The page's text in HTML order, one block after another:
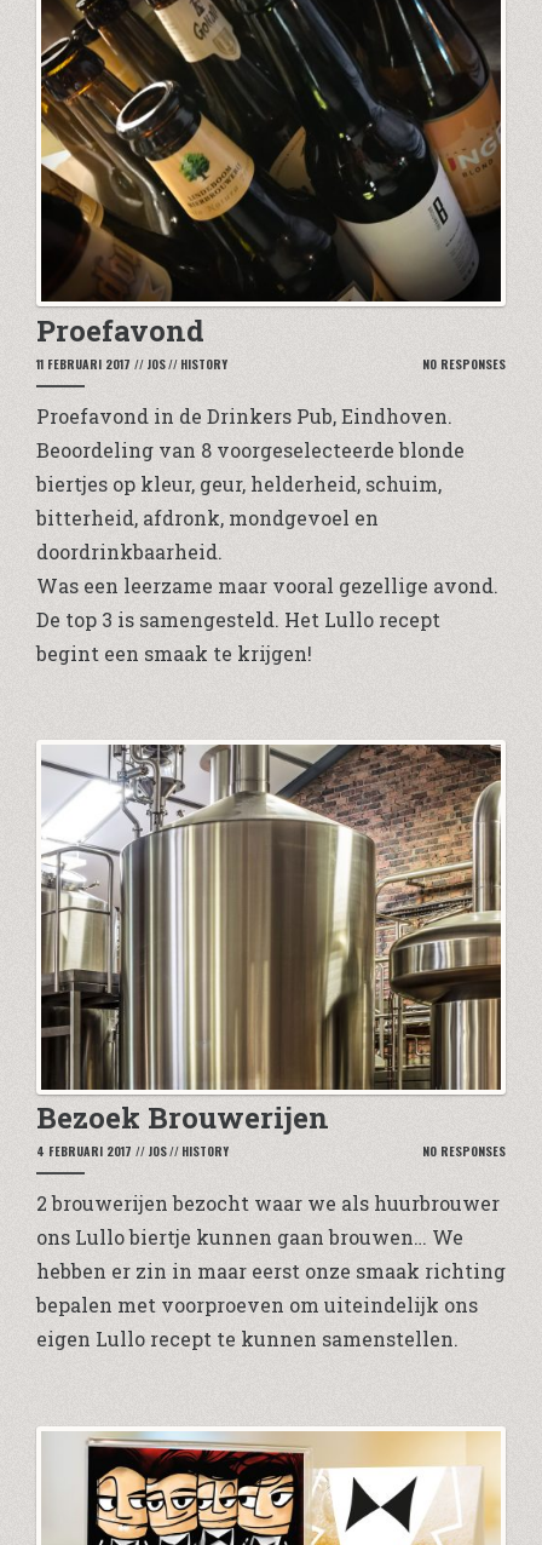
Proefavond
11 FEBRUARI 2017 // JOS// HISTORY NO RESPONSES
Proefavond in de Drinkers Pub, Eindhoven.
Beoordeling van 8 voorgeselecteerde blonde
biertjes op kleur, geur, helderheid, schuim,
bitterheid, afdronk, mondgevoel en
doordrinkbaarheid.
Was een leerzame maar vooral gezellige avond.
De top 3 is samengesteld. Het Lullo recept
begint een smaak te krijgen!
Bezoek Brouwerijen
4 FEBRUARI 2017 // JOS// HISTORY NO RESPONSES
2 brouwerijen bezocht waar we als huurbrouwer
ons Lullo biertje kunnen gaan brouwen… We
hebben er zin in maar eerst onze smaak richting
bepalen met voorproeven om uiteindelijk ons
eigen Lullo recept te kunnen samenstellen.